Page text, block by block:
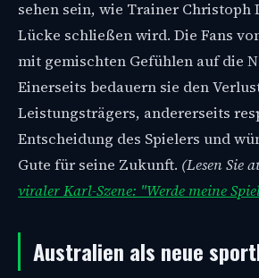
sehen sein, wie Trainer Christoph
Lücke schließen wird. Die Fans
mit gemischten Gefühlen auf die
Einerseits bedauern sie den
Leistungsträgers, andererseits
Entscheidung des Spielers und
Gute für seine Zukunft. (Lesen Sie
viraler Karl-Szene: "Werde meine
Australien als neue